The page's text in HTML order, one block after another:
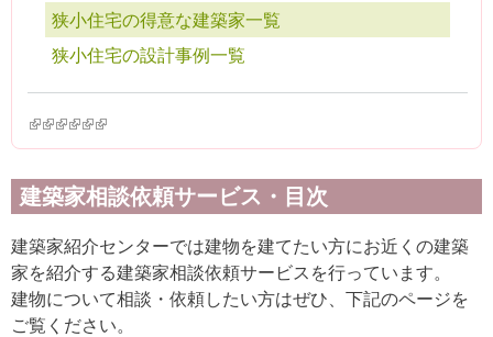
狭小住宅の得意な建築家一覧
狭小住宅の設計事例一覧
(link is external)
(link is external)
(link is external)
(link is external)
(link is external)
(link is external)
建築家相談依頼サービス・目次
建築家紹介センターでは建物を建てたい方にお近くの建築
家を紹介する建築家相談依頼サービスを行っています。
建物について相談・依頼したい方はぜひ、下記のページを
ご覧ください。